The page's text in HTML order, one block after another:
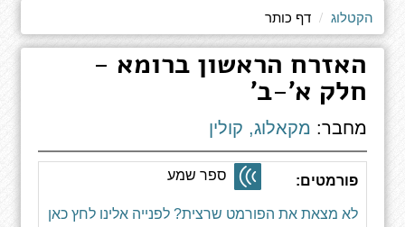
הקטלוג דף כותר
האזרח הראשון ברומא -
חלק א'-ב'
מחבר: מקאלוג, קולין
פורמטים: ספר שמע
לא מצאת את הפורמט שרצית? לפנייה אלינו לחץ כאן